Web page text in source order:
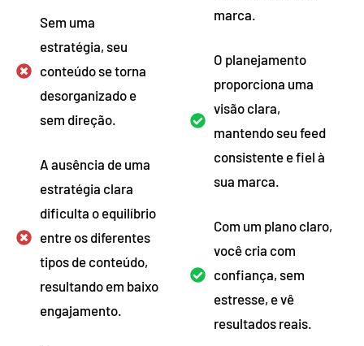
Sem uma
estratégia, seu
conteúdo se torna
desorganizado e
sem direção.
A ausência de uma
estratégia clara
dificulta o equilíbrio
entre os diferentes
tipos de conteúdo,
resultando em baixo
engajamento.
marca.
O planejamento
proporciona uma
visão clara,
mantendo seu feed
consistente e fiel à
sua marca.
Com um plano claro,
você cria com
confiança, sem
estresse, e vê
resultados reais.